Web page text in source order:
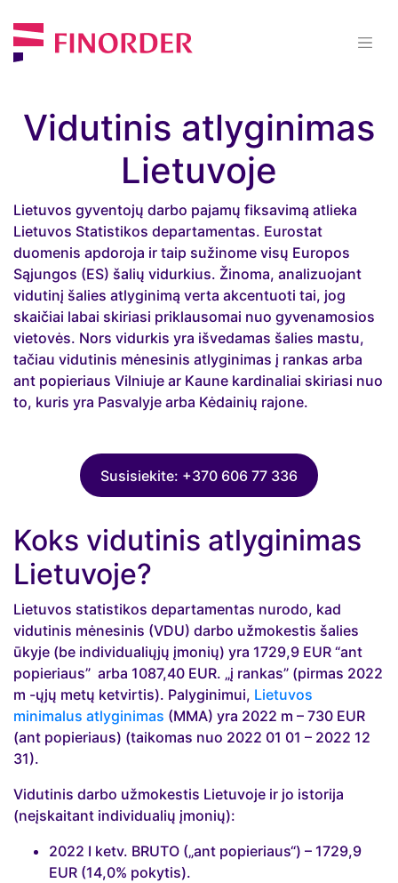
Vidutinis atlyginimas
Lietuvoje
Lietuvos gyventojų darbo pajamų fiksavimą atlieka
Lietuvos Statistikos departamentas. Eurostat
duomenis apdoroja ir taip sužinome visų Europos
Sąjungos (ES) šalių vidurkius. Žinoma, analizuojant
vidutinį šalies atlyginimą verta akcentuoti tai, jog
skaičiai labai skiriasi priklausomai nuo gyvenamosios
vietovės. Nors vidurkis yra išvedamas šalies mastu,
tačiau vidutinis mėnesinis atlyginimas į rankas arba
ant popieriaus Vilniuje ar Kaune kardinaliai skiriasi nuo
to, kuris yra Pasvalyje arba Kėdainių rajone.
Susisiekite: +370 606 77 336
Koks vidutinis atlyginimas
Lietuvoje?
Lietuvos statistikos departamentas nurodo, kad
vidutinis mėnesinis (VDU) darbo užmokestis šalies
ūkyje (be individualiųjų įmonių) yra 1729,9 EUR “ant
popieriaus” arba 1087,40 EUR. „į rankas” (pirmas 2022
m -ųjų metų ketvirtis). Palyginimui, Lietuvos
minimalus atlyginimas (MMA) yra 2022 m – 730 EUR
(ant popieriaus) (taikomas nuo 2022 01 01 – 2022 12
31).
Vidutinis darbo užmokestis Lietuvoje ir jo istorija
(neįskaitant individualių įmonių):
2022 I ketv. BRUTO („ant popieriaus“) – 1729,9
EUR (14,0% pokytis).